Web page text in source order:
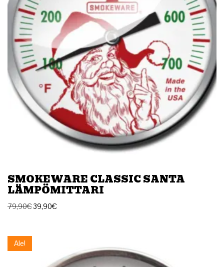
SMOKEWARE CLASSIC SANTA
LÄMPÖMITTARI
79,90€39,90€
Ale!